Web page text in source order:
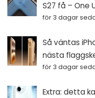
S27 få – One
för 3 dagar
Så väntas
nästa
för 3 dagar
Extra: detta